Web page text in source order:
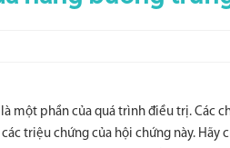
một phần của quá trình điều trị. Các
triệu chứng của hội chứng này.